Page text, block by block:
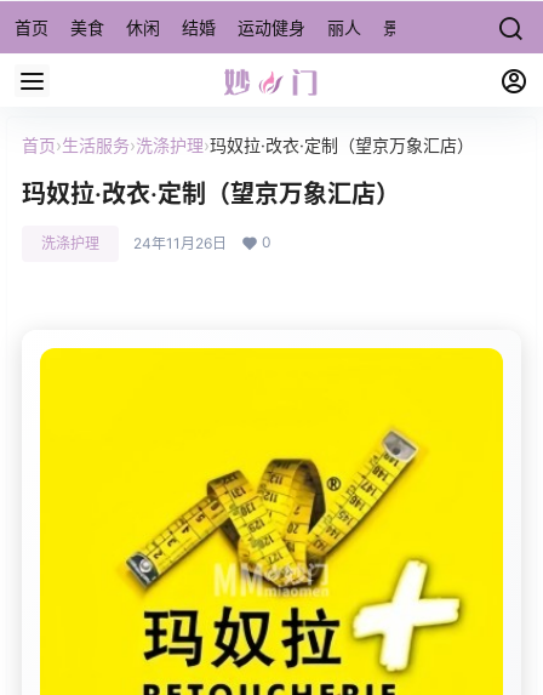
首页 美食 休闲 结婚 运动健身 丽人 景点/周边游 宠物
首页›生活服务›洗涤护理›玛奴拉·改衣·定制（望京万象汇店）
玛奴拉·改衣·定制（望京万象汇店）
洗涤护理 24年11月26日 0